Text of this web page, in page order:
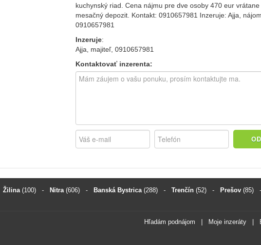
kuchynský riad. Cena nájmu pre dve osoby 470 eur vrátane
mesačný depozit. Kontakt: 0910657981 Inzeruje: Ajja,
0910657981
Inzeruje:
Ajja, majiteľ, 0910657981
Kontaktovať inzerenta:
Žilina (100) - Nitra (606) - Banská Bystrica (288) - Trenčín (52) - Prešov (85)
Hľadám podnájom Moje inzeráty